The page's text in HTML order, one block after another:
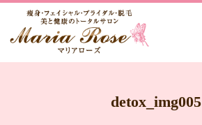
detox_img005